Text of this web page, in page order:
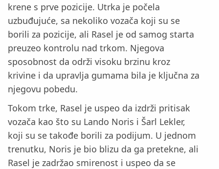
krene s prve pozicije. Utrka je počela
uzbuđujuće, sa nekoliko vozača koji su se
borili za pozicije, ali Rasel je od samog starta
preuzeo kontrolu nad trkom. Njegova
sposobnost da održi visoku brzinu kroz
krivine i da upravlja gumama bila je ključna za
njegovu pobedu.
Tokom trke, Rasel je uspeo da izdrži pritisak
vozača kao što su Lando Noris i Šarl Lekler,
koji su se takođe borili za podijum. U jednom
trenutku, Noris je bio blizu da ga pretekne, ali
Rasel je zadržao smirenost i uspeo da se